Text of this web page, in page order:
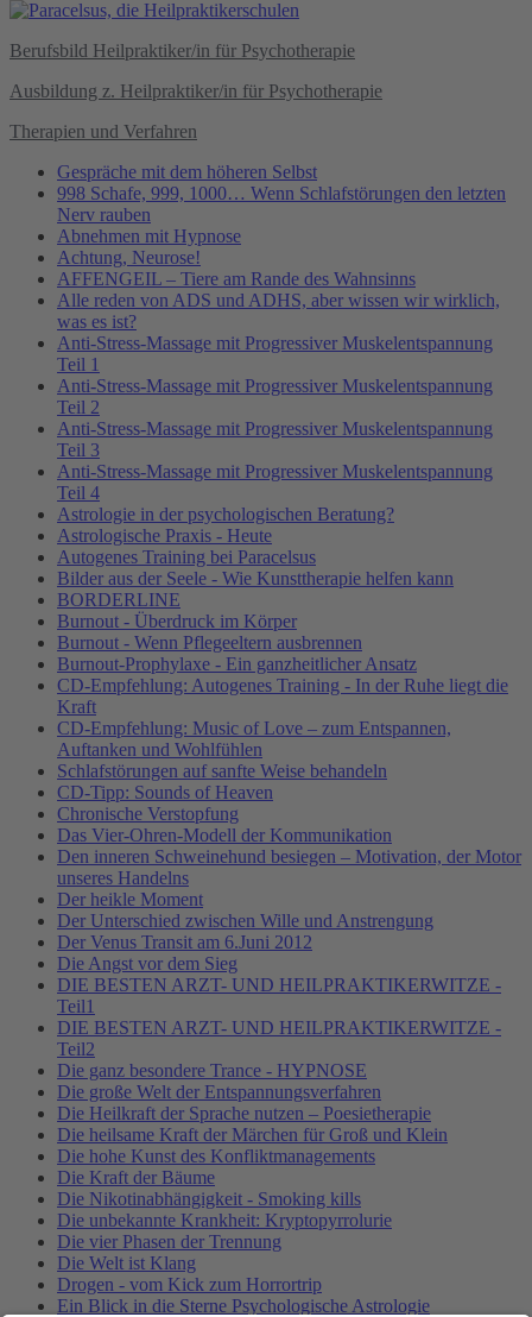
Berufsbild Heilpraktiker/in für Psychotherapie
Ausbildung z. Heilpraktiker/in für Psychotherapie
Therapien und Verfahren
Gespräche mit dem höheren Selbst
998 Schafe, 999, 1000… Wenn Schlafstörungen den letzten
Nerv rauben
Abnehmen mit Hypnose
Achtung, Neurose!
AFFENGEIL – Tiere am Rande des Wahnsinns
Alle reden von ADS und ADHS, aber wissen wir wirklich,
was es ist?
Anti-Stress-Massage mit Progressiver Muskelentspannung
Teil 1
Anti-Stress-Massage mit Progressiver Muskelentspannung
Teil 2
Anti-Stress-Massage mit Progressiver Muskelentspannung
Teil 3
Anti-Stress-Massage mit Progressiver Muskelentspannung
Teil 4
Astrologie in der psychologischen Beratung?
Astrologische Praxis - Heute
Autogenes Training bei Paracelsus
Bilder aus der Seele - Wie Kunsttherapie helfen kann
BORDERLINE
Burnout - Überdruck im Körper
Burnout - Wenn Pflegeeltern ausbrennen
Burnout-Prophylaxe - Ein ganzheitlicher Ansatz
CD-Empfehlung: Autogenes Training - In der Ruhe liegt die
Kraft
CD-Empfehlung: Music of Love – zum Entspannen,
Auftanken und Wohlfühlen
Schlafstörungen auf sanfte Weise behandeln
CD-Tipp: Sounds of Heaven
Chronische Verstopfung
Das Vier-Ohren-Modell der Kommunikation
Den inneren Schweinehund besiegen – Motivation, der Motor
unseres Handelns
Der heikle Moment
Der Unterschied zwischen Wille und Anstrengung
Der Venus Transit am 6.Juni 2012
Die Angst vor dem Sieg
DIE BESTEN ARZT- UND HEILPRAKTIKERWITZE -
Teil1
DIE BESTEN ARZT- UND HEILPRAKTIKERWITZE -
Teil2
Die ganz besondere Trance - HYPNOSE
Die große Welt der Entspannungsverfahren
Die Heilkraft der Sprache nutzen – Poesietherapie
Die heilsame Kraft der Märchen für Groß und Klein
Die hohe Kunst des Konfliktmanagements
Die Kraft der Bäume
Die Nikotinabhängigkeit - Smoking kills
Die unbekannte Krankheit: Kryptopyrrolurie
Die vier Phasen der Trennung
Die Welt ist Klang
Drogen - vom Kick zum Horrortrip
Ein Blick in die Sterne Psychologische Astrologie